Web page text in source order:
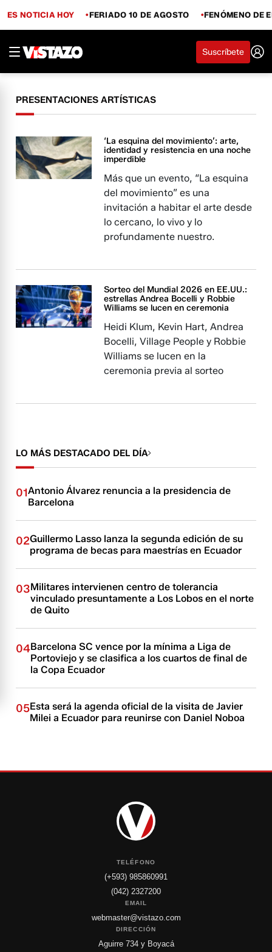
ES NOTICIA HOY FERIADO 10 DE AGOSTO FENÓMENO DE
Suscríbete
PRESENTACIONES ARTÍSTICAS
‘La esquina del movimiento’: arte,
identidad y resistencia en una noche
imperdible
Más que un evento, “La esquina
del movimiento” es una
invitación a habitar el arte desde
lo cercano, lo vivo y lo
profundamente nuestro.
Sorteo del Mundial 2026 en EE.UU.:
estrellas Andrea Bocelli y Robbie
Williams se lucen en ceremonia
Heidi Klum, Kevin Hart, Andrea
Bocelli, Village People y Robbie
Williams se lucen en la
ceremonia previa al sorteo
LO MÁS DESTACADO DEL DÍA
01Antonio Álvarez renuncia a la presidencia de
Barcelona
02Guillermo Lasso lanza la segunda edición de su
programa de becas para maestrías en Ecuador
03Militares intervienen centro de tolerancia
vinculado presuntamente a Los Lobos en el norte
de Quito
04Barcelona SC vence por la mínima a Liga de
Portoviejo y se clasifica a los cuartos de final de
la Copa Ecuador
05Esta será la agenda oficial de la visita de Javier
Milei a Ecuador para reunirse con Daniel Noboa
TELÉFONO
(+593) 985860991
(042) 2327200
EMAIL
webmaster@vistazo.com
DIRECCIÓN
Aguirre 734 y Boyacá